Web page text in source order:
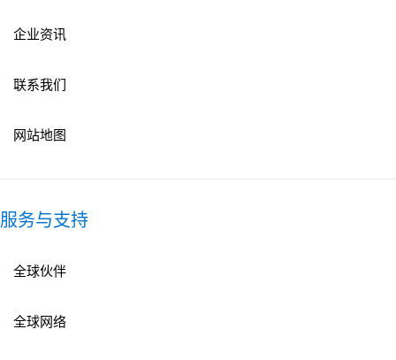
企业资讯
联系我们
网站地图
服务与支持
全球伙伴
全球网络